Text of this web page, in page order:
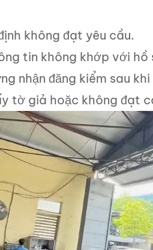
không đạt yêu cầu.
tin không khớp với hồ
nhận đăng kiểm sau
tờ giả hoặc không đạt